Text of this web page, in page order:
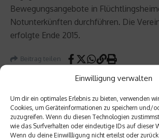
Einwilligung verwalten
Um dir ein optimales Erlebnis zu bieten, verwenden
Cookies, um Geräteinformationen zu speichern und/
zuzugreifen. Wenn du diesen Technologien
wie das Surfverhalten oder eindeutige IDs auf dieser
Wenn du deine Einwillligung nicht erteilst oder
Bewegungsangebote in
Notunterkünften durchführen. Die
erfolgte Ende 2015.
Beitrag teilen
vorheriger Beitrag
Mein
Nächster
7Mete